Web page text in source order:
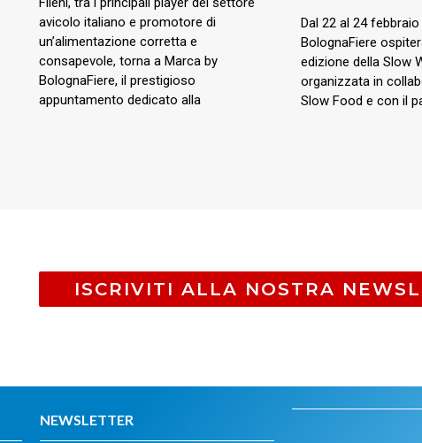
avicolo italiano e promotore di
un’alimentazione corretta e
consapevole, torna a Marca by
BolognaFiere, il prestigioso
appuntamento dedicato alla
Dal 22 al 24 febbraio
BolognaFiere
edizione della Slow
organizzata in
Slow Food e con il
ISCRIVITI ALLA NOSTRA
NEWSLETTER